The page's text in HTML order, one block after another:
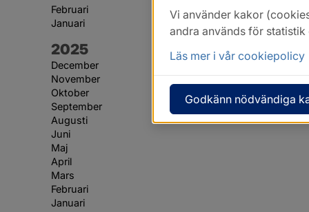
Februari
Januari
År:
2025
December
November
Oktober
September
Augusti
Juni
Maj
April
Mars
Februari
Januari
Vi använder kakor
andra används för
Läs mer i vår cookiepolicy
Godkänn nödvändiga